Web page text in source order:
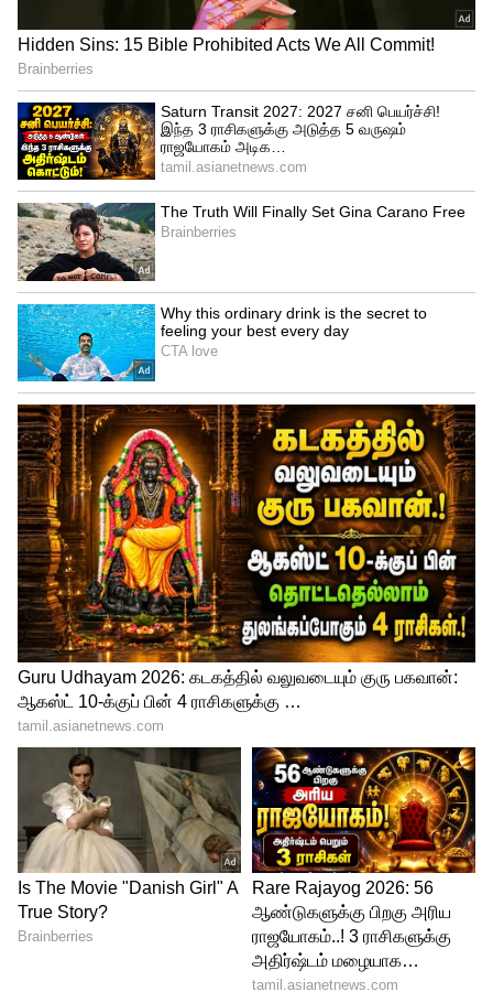
7
Veteran Actor and Journalist Bayilvan
Ranganathan
மேலும் உங்கள் வீட்டு பெண்ணை
சொல்லும் போது உங்களுக்கு எப்படி
வலிக்கிறதோ... அப்படி தான் மற்ற
பிரபலங்கள் பற்றியும் அவர்களின்
பிள்ளைகள் குறித்தும் நீங்கள் பேசுவது
இருக்கும் என தெரிவித்தார்.
4